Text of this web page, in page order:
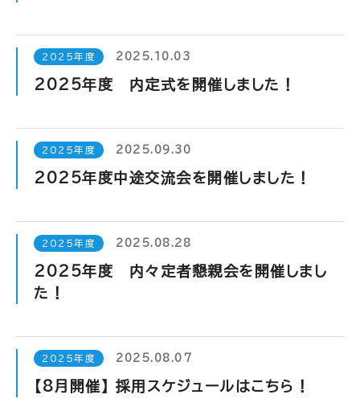
2025年度 2025.10.03
2025年度 内定式を開催しました！
2025年度 2025.09.30
2025年度中途交流会を開催しました！
2025年度 2025.08.28
2025年度 内々定者懇親会を開催しまし
た！
2025年度 2025.08.07
【8月開催】 採用スケジュールはこちら！